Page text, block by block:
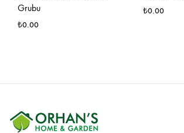
Grubu
₺0.00
EKLE
₺0.00